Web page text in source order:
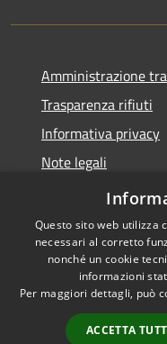
Amministrazione
Trasparenza rifiuti
Informativa privacy
Note legali
Dichiarazione di
Accessibilità
Questo sito web utilizza
necessari al corretto
nonché un cookie
informazioni
Per maggiori dettagli, può
ACCETTA